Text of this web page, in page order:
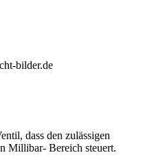
bilder.de
dass den zulässigen
Millibar- Bereich steuert.